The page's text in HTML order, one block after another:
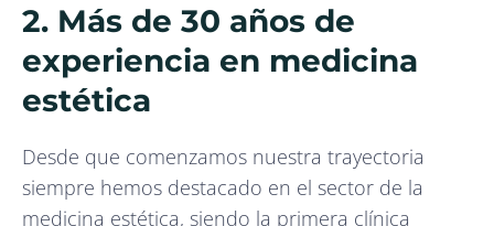
2. Más de 30 años de
experiencia en medicina
estética
Desde que comenzamos nuestra trayectoria
siempre hemos destacado en el sector de la
medicina estética, siendo la primera clínica